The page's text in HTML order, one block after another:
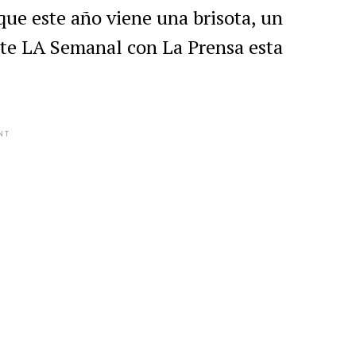
este año viene una brisota, un
LA Semanal con La Prensa esta